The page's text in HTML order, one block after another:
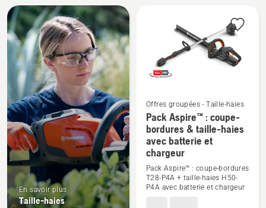
Tous
les
produits
En savoir plus
Taille-haies
Voir
plus
de
détails
sur
Pack
Offres groupées - Taille-haies
Pack Aspire™ : coupe-
bordures & taille-haies
avec batterie et
chargeur
Pack Aspire™ : coupe-bordures
T28-P4A + taille-haies H50-
P4A avec batterie et chargeur